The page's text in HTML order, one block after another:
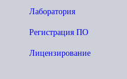
Лаборатория
Регистрация ПО
Лицензирование